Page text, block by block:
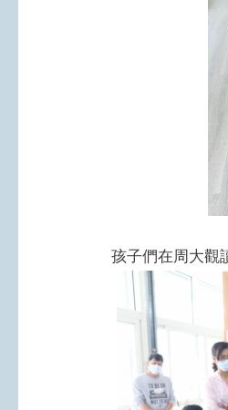
孩子們在周大觀